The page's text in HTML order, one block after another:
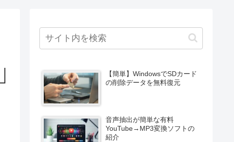
【簡単】WindowsでSDカード
の削除データを無料復元
音声抽出が簡単な有料
YouTube→MP3変換ソフトの
紹介